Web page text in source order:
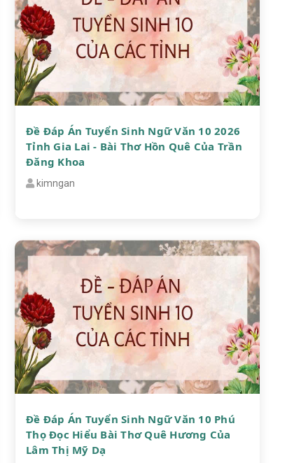
Đề Đáp Án Tuyển Sinh Ngữ Văn 10 2026
Tỉnh Gia Lai - Bài Thơ Hồn Quê Của Trần
Đăng Khoa
kimngan
Đề Đáp Án Tuyển Sinh Ngữ Văn 10 Phú
Thọ Đọc Hiểu Bài Thơ Quê Hương Của
Lâm Thị Mỹ Dạ